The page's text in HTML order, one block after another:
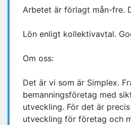
Arbetet är förlagt mån-fre.
Lön enligt kollektivavtal.
Om oss:
Det är vi som är Simplex.
bemanningsföretag med
utveckling. För det är
utveckling för företag och